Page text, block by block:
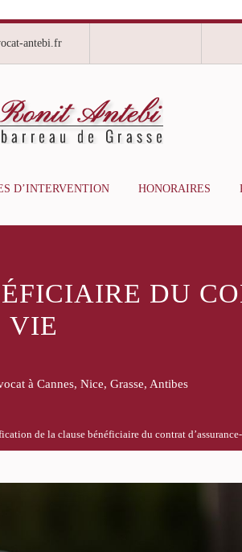
antebi.fr
D’INTERVENTION HONORAIRES
DU
VIE
à Cannes, Nice, Grasse, Antibes
de la clause bénéficiaire du contrat